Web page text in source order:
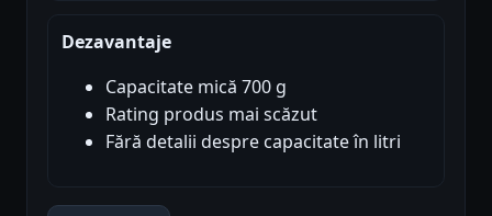
Dezavantaje
Capacitate mică 700 g
Rating produs mai scăzut
Fără detalii despre capacitate în litri